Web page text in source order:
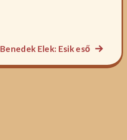
Benedek Elek: Esik eső Következő
főzelék